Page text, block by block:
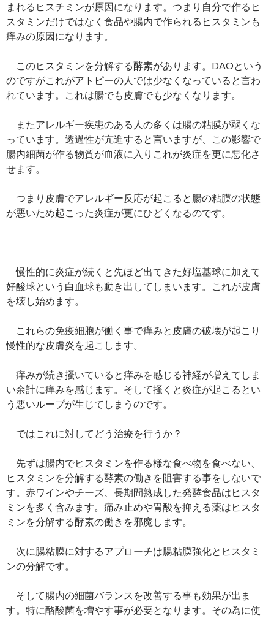
まれるヒスチミンが原因になります。つまり自分で作るヒ
スタミンだけではなく食品や腸内で作られるヒスタミンも
痒みの原因になります。
このヒスタミンを分解する酵素があります。DAOという
のですがこれがアトピーの人では少なくなっていると言わ
れています。これは腸でも皮膚でも少なくなります。
またアレルギー疾患のある人の多くは腸の粘膜が弱くな
っています。透過性が亢進すると言いますが、この影響で
腸内細菌が作る物質が血液に入りこれが炎症を更に悪化さ
せます。
つまり皮膚でアレルギー反応が起こると腸の粘膜の状態
が悪いため起こった炎症が更にひどくなるのです。
慢性的に炎症が続くと先ほど出てきた好塩基球に加えて
好酸球という白血球も動き出してしまいます。これが皮膚
を壊し始めます。
これらの免疫細胞が働く事で痒みと皮膚の破壊が起こり
慢性的な皮膚炎を起こします。
痒みが続き掻いていると痒みを感じる神経が増えてしま
い余計に痒みを感じます。そして掻くと炎症が起こるとい
う悪いループが生じてしまうのです。
ではこれに対してどう治療を行うか？
先ずは腸内でヒスタミンを作る様な食べ物を食べない、
ヒスタミンを分解する酵素の働きを阻害する事をしないで
す。赤ワインやチーズ、長期間熟成した発酵食品はヒスタ
ミンを多く含みます。痛み止めや胃酸を抑える薬はヒスタ
ミンを分解する酵素の働きを邪魔します。
次に腸粘膜に対するアプローチは腸粘膜強化とヒスタミ
ンの分解です。
そして腸内の細菌バランスを改善する事も効果が出ま
す。特に酪酸菌を増やす事が必要となります。その為に使